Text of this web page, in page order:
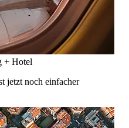
+ Hotel
jetzt noch einfacher